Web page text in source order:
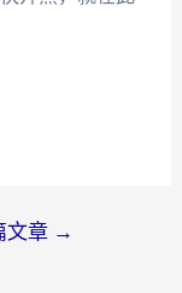
文章 →